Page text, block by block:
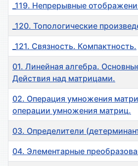
_119. Непрерывные
_120. Топологические
_121. Связность. Компактность.
01. Линейная алгебра.
Действия над матрицами.
02. Операция умножения
операции умножения матриц.
03. Определители
04. Элементарные